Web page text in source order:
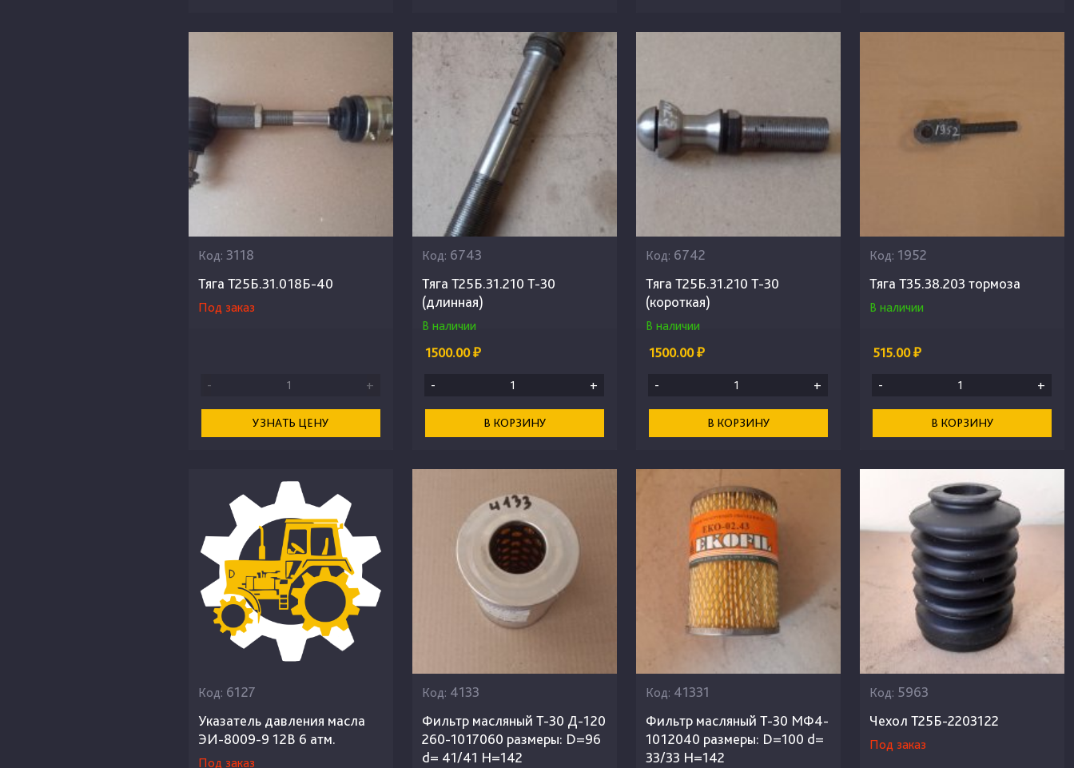
Код: 3118
Тяга Т25Б.31.018Б-40
Под заказ
- +
УЗНАТЬ ЦЕНУ
Код: 6743
Тяга Т25Б.31.210 Т-30
(длинная)
В наличии
1500.00 ₽
- +
В КОРЗИНУ
Код: 6742
Тяга Т25Б.31.210 Т-30
(короткая)
В наличии
1500.00 ₽
- +
В КОРЗИНУ
Код: 1952
Тяга Т35.38.203 тормоза
В наличии
515.00 ₽
- +
В КОРЗИНУ
Код: 6127
Указатель давления масла
ЭИ-8009-9 12В 6 атм.
Под заказ
Код: 4133
Фильтр масляный Т-30 Д-120
260-1017060 размеры: D=96
d= 41/41 H=142
Код: 41331
Фильтр масляный Т-30 МФ4-
1012040 размеры: D=100 d=
33/33 H=142
Код: 5963
Чехол Т25Б-2203122
Под заказ